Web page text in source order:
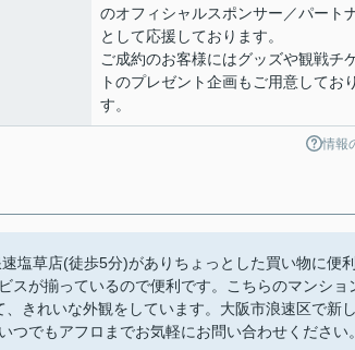
のオフィシャルスポンサー／パート
として応援しております。
ご成約のお客様にはグッズや観戦チ
トのプレゼント企画もご用意してお
す。
情報
塩草店(徒歩5分)がありちょっとした買い物に便利
スが揃っているので便利です。こちらのマンショ
きれいな外観をしています。大阪市浪速区で新し
でもアフロまでお気軽にお問い合わせください。